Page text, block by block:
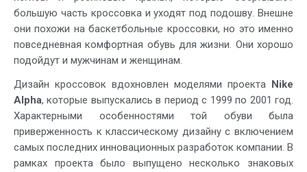
большую часть кроссовка и уходят под подошву. Внешне
они похожи на баскетбольные кроссовки, но это именно
повседневная комфортная обувь для жизни. Они хорошо
подойдут и мужчинам и женщинам.
Дизайн кроссовок вдохновлен моделями проекта Nike
Alpha, которые выпускались в период с 1999 по 2001 год.
Характерными особенностями той обуви была
приверженность к классическому дизайну с включением
самых последних инновационных разработок компании. В
рамках проекта было выпущено несколько знаковых